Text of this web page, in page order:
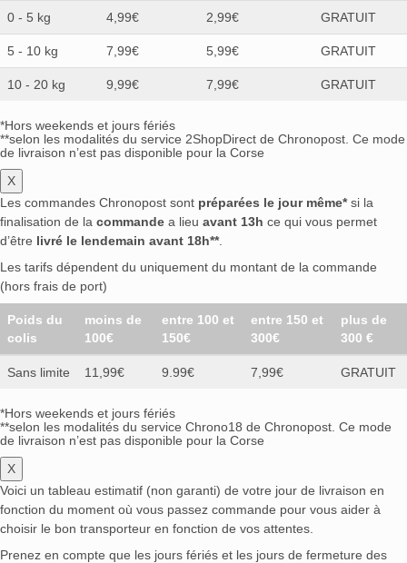
0 - 5 kg 4,99€ 2,99€ GRATUIT
5 - 10 kg 7,99€ 5,99€ GRATUIT
10 - 20 kg 9,99€ 7,99€ GRATUIT
*Hors weekends et jours fériés
**selon les modalités du service 2ShopDirect de Chronopost. Ce mode
de livraison n’est pas disponible pour la Corse
X
Les commandes Chronopost sont préparées le jour même*si la
finalisation de la commande a lieu avant 13h ce qui vous permet
d’être livré le lendemain avant 18h**.
Les tarifs dépendent du uniquement du montant de la commande
(hors frais de port)
Poids du
colis
moins de
100€
entre 100 et
150€
entre 150 et
300€
plus de
300 €
Sans limite 11,99€ 9.99€ 7,99€ GRATUIT
*Hors weekends et jours fériés
**selon les modalités du service Chrono18 de Chronopost. Ce mode
de livraison n’est pas disponible pour la Corse
X
Voici un tableau estimatif (non garanti) de votre jour de livraison en
fonction du moment où vous passez commande pour vous aider à
choisir le bon transporteur en fonction de vos attentes.
Prenez en compte que les jours fériés et les jours de fermeture des